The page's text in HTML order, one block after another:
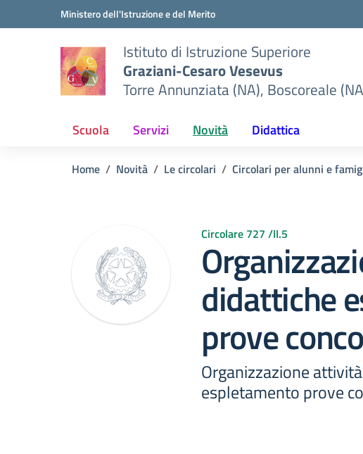
Vai ai contenuti
Vai al menu di navigazioneMinistero dell'Istruzione e del Merito
Istituto di Istruzione Superiore
Graziani-Cesaro Vesevus
Torre Annunziata (NA), Boscoreale
Scuola Servizi Novità Didattica
Home Novità Le circolari Circolari per alunni e
Circolare 727 /II.5
didattiche
prove
Organizzazione
espletamento prove